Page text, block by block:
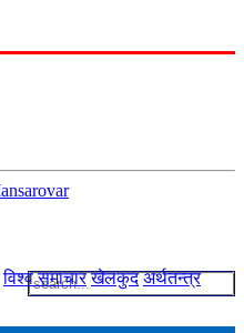
विश्व समाचार खेलकुद अर्थतन्त्र